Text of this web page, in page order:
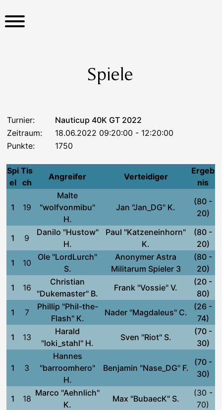
Spiele
Turnier:
Nauticup 40K GT 2022
Zeitraum:
18.06.2022 09:20:00 - 12:20:00
Punkte:
1750
Spi
el
Tis
ch
Angreifer Verteidiger
Ergeb
nis
1 19
Malte
"wolfvonmibu"
H.
Jan "Jan_DG" K.
(80 -
20)
1 9
Danilo "Hustow"
H.
Paul "Katzeneinhorn"
K.
(80 -
20)
1
10
Ole "LordLurch"
S.
Anonymer Astra
Militarum Spieler 3
(80 -
20)
1
16
Christian
"Dukemaster" B.
Frank "Vossie" V.
(20 -
80)
1
7
Phillip "Phil-the-
Flash" K.
Nader "Magdaleus" C.
(26 -
74)
1
13
Harald
"loki_stahl" H.
Sven "Riot" S.
(70 -
30)
1 3
Hannes
"barroomhero"
H.
Benjamin "Nase_DG" F.
(70 -
30)
1 18
Marco "Aehnlich"
K.
Max "BubaecK" S.
(30 -
70)